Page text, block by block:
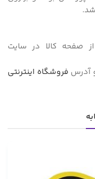
صفحه کالا در سایت
آدرس فروشگاه اینترنتی